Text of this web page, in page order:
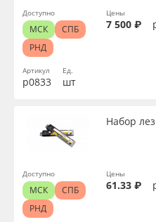
Артикул
р0833
Ед.
шт
Цены
7 500 ₽
Доступно
МСК
СПБ
РНД
Набор
Цены
61.33 ₽
Доступно
МСК
СПБ
РНД